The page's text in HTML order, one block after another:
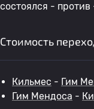
состоялся -
Стоимость
Кильмес - Гим
Гим Мендоса -